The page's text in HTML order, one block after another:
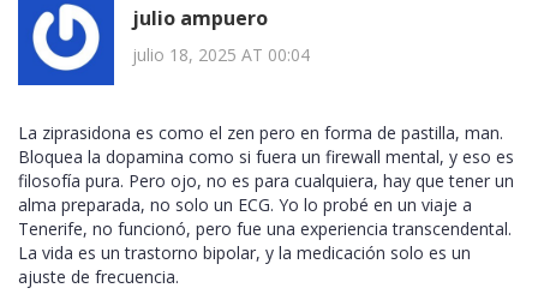
julio ampuero
julio 18, 2025 AT 00:04
La ziprasidona es como el zen pero en forma de pastilla, man.
Bloquea la dopamina como si fuera un firewall mental, y eso es
filosofía pura. Pero ojo, no es para cualquiera, hay que tener un
alma preparada, no solo un ECG. Yo lo probé en un viaje a
Tenerife, no funcionó, pero fue una experiencia transcendental.
La vida es un trastorno bipolar, y la medicación solo es un
ajuste de frecuencia.